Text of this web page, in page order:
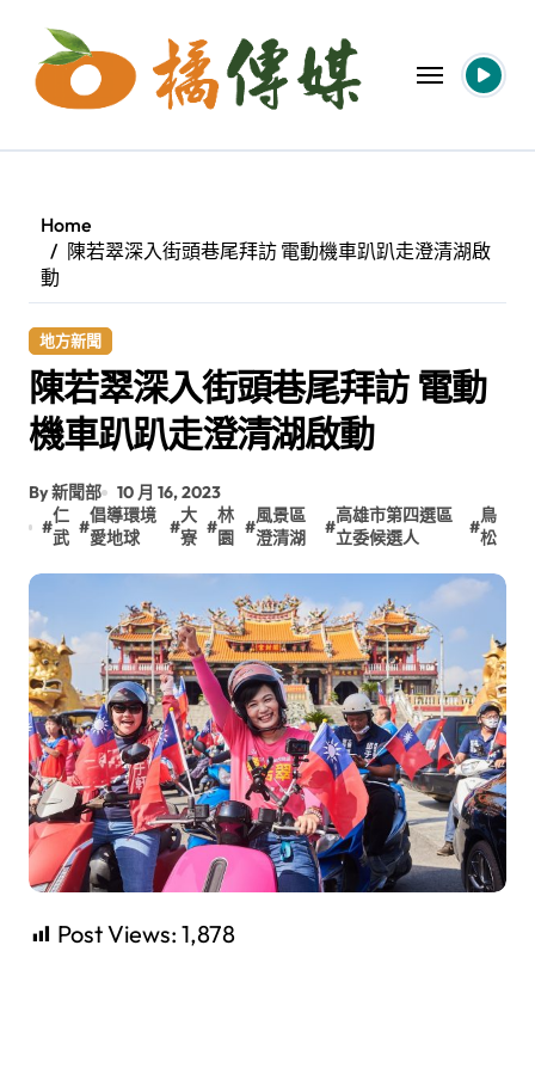
content
Home
陳若翠深入街頭巷尾拜訪 電動機車趴趴走澄清湖啟
動
地方新聞
陳若翠深入街頭巷尾拜訪 電動
機車趴趴走澄清湖啟動
By 新聞部
10 月 16, 2023
#
仁
武
#
倡導環境
愛地球
#
大
寮
#
林
園
#
風景區
澄清湖
#
高雄市第四選區
立委候選人
#
鳥
松
Post Views: 1,878